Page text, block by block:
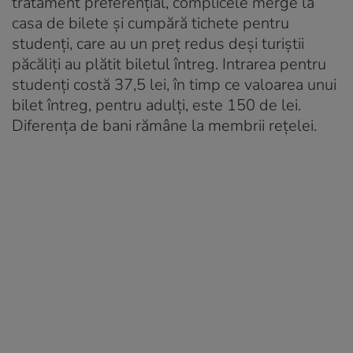
casa de bilete și cumpără tichete pentru
studenți, care au un preț redus deși turiștii
păcăliți au plătit biletul întreg. Intrarea pentru
studenți costă 37,5 lei, în timp ce valoarea unui
bilet întreg, pentru adulți, este 150 de lei.
Diferența de bani rămâne la membrii rețelei.